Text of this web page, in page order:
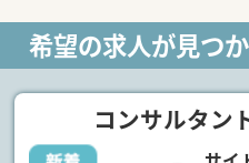
希望の求人が見つ
コンサルタン